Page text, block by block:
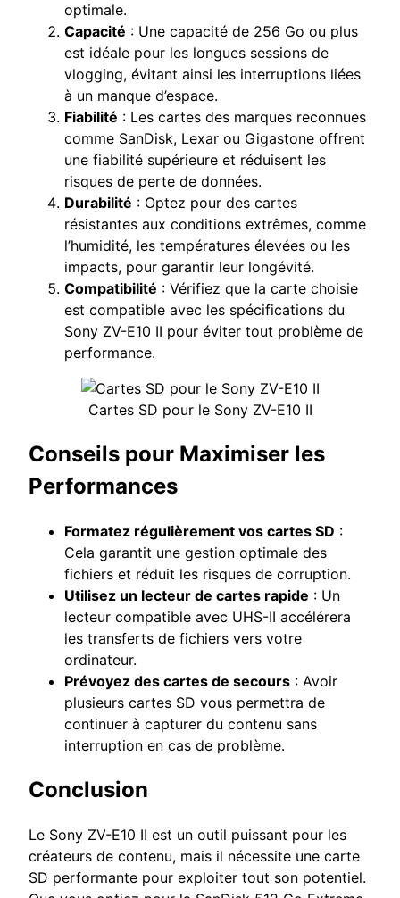
optimale.
Capacité : Une capacité de 256 Go ou plus
est idéale pour les longues sessions de
vlogging, évitant ainsi les interruptions liées
à un manque d’espace.
Fiabilité : Les cartes des marques reconnues
comme SanDisk, Lexar ou Gigastone offrent
une fiabilité supérieure et réduisent les
risques de perte de données.
Durabilité : Optez pour des cartes
résistantes aux conditions extrêmes, comme
l’humidité, les températures élevées ou les
impacts, pour garantir leur longévité.
Compatibilité : Vérifiez que la carte choisie
est compatible avec les spécifications du
Sony ZV-E10 II pour éviter tout problème de
performance.
Cartes SD pour le Sony ZV-E10 II
Conseils pour Maximiser les
Performances
Formatez régulièrement vos cartes SD :
Cela garantit une gestion optimale des
fichiers et réduit les risques de corruption.
Utilisez un lecteur de cartes rapide : Un
lecteur compatible avec UHS-II accélérera
les transferts de fichiers vers votre
ordinateur.
Prévoyez des cartes de secours : Avoir
plusieurs cartes SD vous permettra de
continuer à capturer du contenu sans
interruption en cas de problème.
Conclusion
Le Sony ZV-E10 II est un outil puissant pour les
créateurs de contenu, mais il nécessite une carte
SD performante pour exploiter tout son potentiel.